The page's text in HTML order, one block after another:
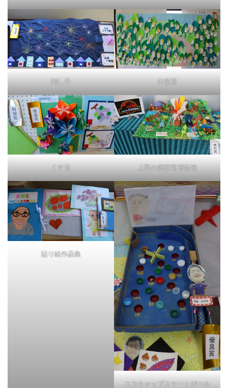
刺し子 水芭蕉
くす玉 上野の郷恐竜博物館
貼り絵作品集
エコキャップスマートボール